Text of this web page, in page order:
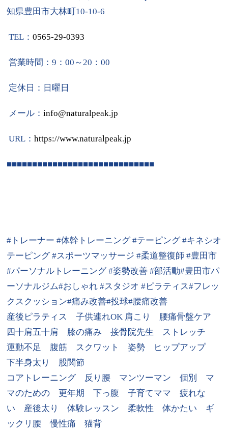
知県豊田市大林町10-10-6
TEL： 0565-29-0393
営業時間：9：00～20：00
定休日：日曜日
メール： info@naturalpeak.jp
URL： https://www.naturalpeak.jp
■■■■■■■■■■■■■■■■■■■■■■■■■■■■■
#トレーナー #体幹トレーニング#テーピング#キネシオ
テーピング#スポーツマッサージ #柔道整復師 #豊田市
#パーソナルトレーニング#姿勢改善#部活動#豊田市パ
ーソナルジム#おしゃれ#スタジオ #ピラティス#フレッ
クスクッション#痛み改善#投球#腰痛改善
産後ピラティス 子供連れOK 肩こり 腰痛骨盤ケア
四十肩五十肩 膝の痛み 接骨院先生 ストレッチ
運動不足 腹筋 スクワット 姿勢 ヒップアップ
下半身太り 股関節
コアトレーニング 反り腰 マンツーマン 個別 マ
マのための 更年期 下っ腹 子育てママ 疲れな
い 産後太り 体験レッスン 柔軟性 体かたい ギ
ックリ腰 慢性痛 猫背